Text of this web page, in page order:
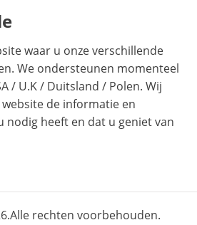
waar u onze verschillende
We ondersteunen momenteel
/ U.K/ Duitsland / Polen. Wij
de informatie en
nodig heeft en dat u geniet van
rechten voorbehouden.